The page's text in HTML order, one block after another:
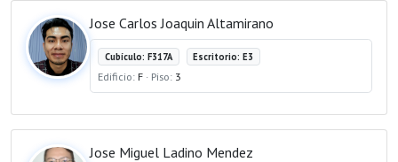
Jose Carlos Joaquin Altamirano
Cubículo: F317A Escritorio: E3
Edificio: F · Piso: 3
Jose Miguel Ladino Mendez